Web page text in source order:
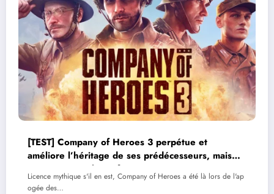
[TEST] Company of Heroes 3 perpétue et
améliore l’héritage de ses prédécesseurs, mais
pas toujours à la perfection
Licence mythique s'il en est, Company of Heroes a été là lors de l'ap
ogée des…